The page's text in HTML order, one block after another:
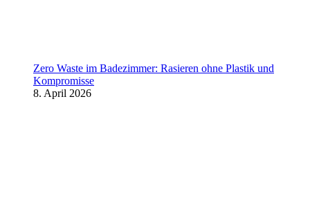
Zero Waste im Badezimmer: Rasieren ohne Plastik und
Kompromisse
8. April 2026